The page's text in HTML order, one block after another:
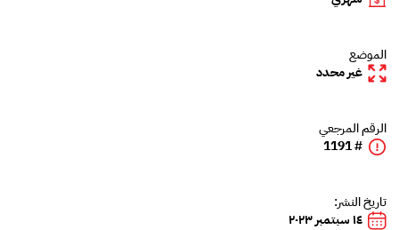
الموضع
غير محدد
الرقم المرجعي
# 1191
تاريخ النشر:
١٤ سبتمبر ٢٠٢٣